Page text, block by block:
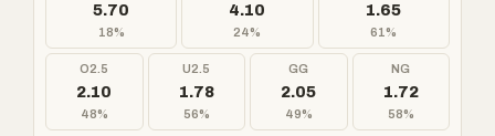
5.70
18%
4.10
24%
1.65
61%
O2.5
2.10
48%
U2.5
1.78
56%
GG
2.05
49%
NG
1.72
58%